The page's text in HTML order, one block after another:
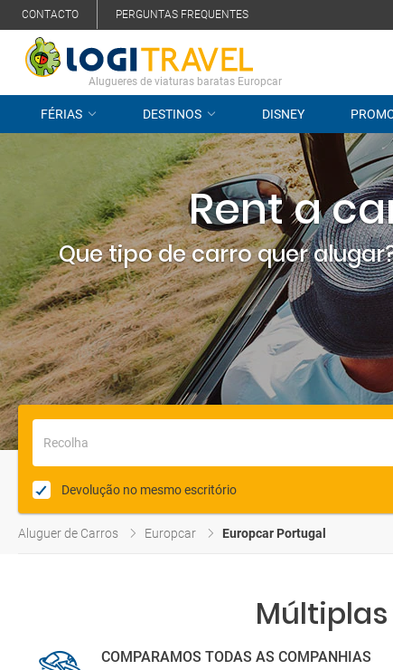
CONTACTO PERGUNTAS FREQUENTES
Alugueres de viaturas baratas Europcar
FÉRIAS DESTINOS DISNEY
Rent a
Que tipo de carro quer
Recolha
Devolução no mesmo escritório
Aluguer de Carros Europcar Europcar Portugal
COMPARAMOS TODAS AS COMPANHIAS